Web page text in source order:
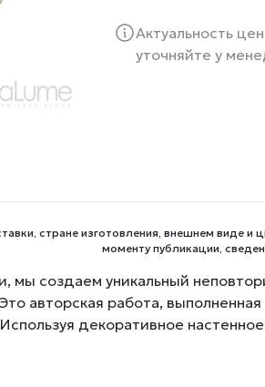
Актуальность
уточняйте у
стране изготовления, внешнем виде
моменту публикации,
создаем уникальный
авторская работа,
декоративное